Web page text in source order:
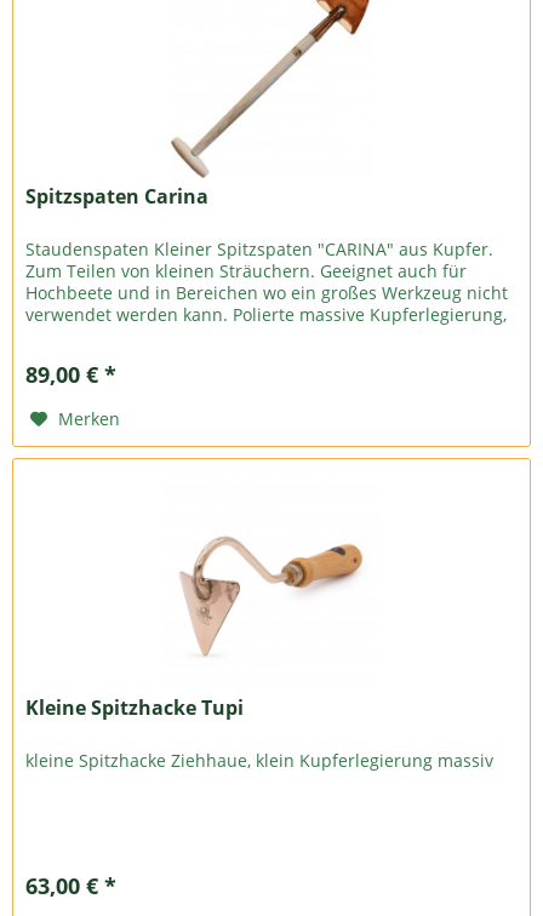
Spitzspaten Carina
Staudenspaten Kleiner Spitzspaten "CARINA" aus Kupfer.
Zum Teilen von kleinen Sträuchern. Geeignet auch für
Hochbeete und in Bereichen wo ein großes Werkzeug nicht
verwendet werden kann. Polierte massive Kupferlegierung,
89,00 € *
Merken
Kleine Spitzhacke Tupi
kleine Spitzhacke Ziehhaue, klein Kupferlegierung massiv
63,00 € *